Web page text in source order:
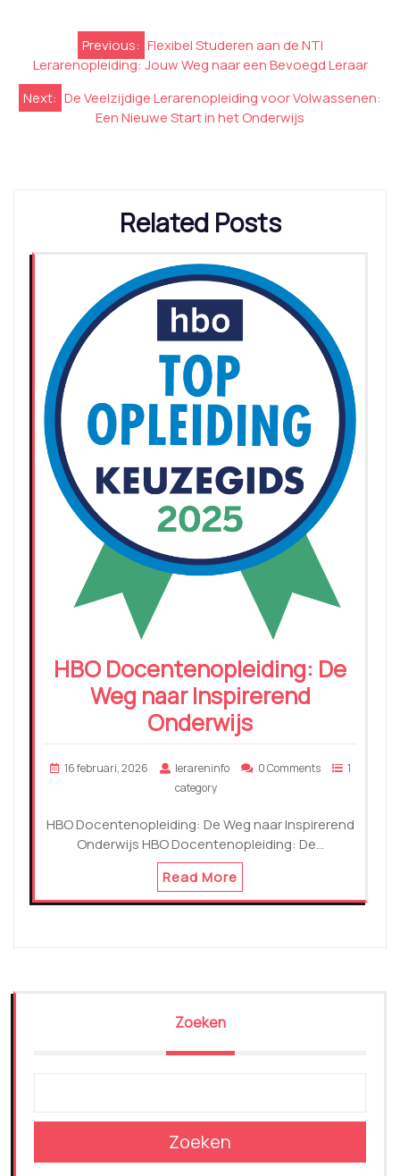
Berichtnavigatie
Previous: Flexibel Studeren aan de NTI
Lerarenopleiding: Jouw Weg naar een Bevoegd Leraar
Next: De Veelzijdige Lerarenopleiding voor Volwassenen:
Een Nieuwe Start in het Onderwijs
Related Posts
HBO Docentenopleiding: De
Weg naar Inspirerend
Onderwijs
16 februari, 2026 lerareninfo 0 Comments
1
category
HBO Docentenopleiding: De Weg naar Inspirerend
Onderwijs HBO Docentenopleiding: De…
Read More
Zoeken
Zoeken